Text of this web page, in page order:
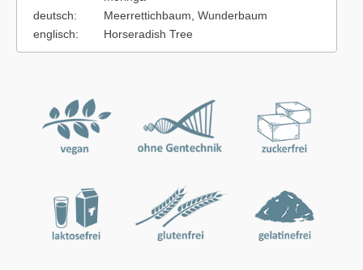
deutsch:
Meerrettichbaum, Wunderbaum
englisch:
Horseradish Tree